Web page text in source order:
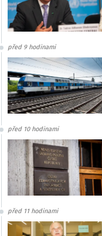
před 9 hodinami
před 10 hodinami
před 11 hodinami